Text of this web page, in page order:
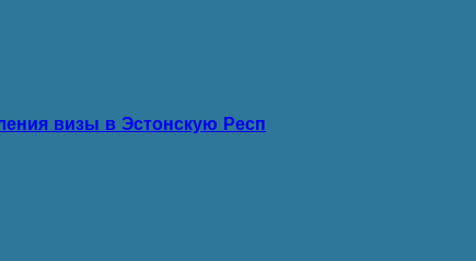
визы в Эстонскую Респ